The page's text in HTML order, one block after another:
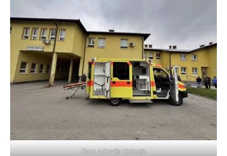
Dom zdravlja Kalesija